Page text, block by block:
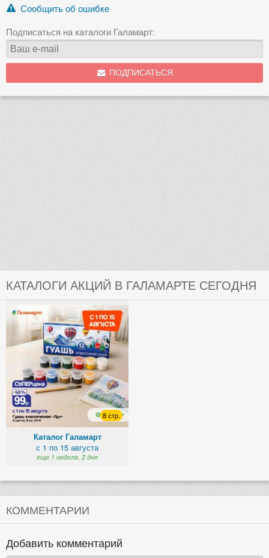
Сообщить об ошибке
Подписаться на каталоги Галамарт:
ПОДПИСАТЬСЯ
КАТАЛОГИ АКЦИЙ В ГАЛАМАРТЕ СЕГОДНЯ
8 стр.
Каталог Галамарт
с 1 по 15 августа
еще 1 неделя, 2 дня
КОММЕНТАРИИ
Добавить комментарий